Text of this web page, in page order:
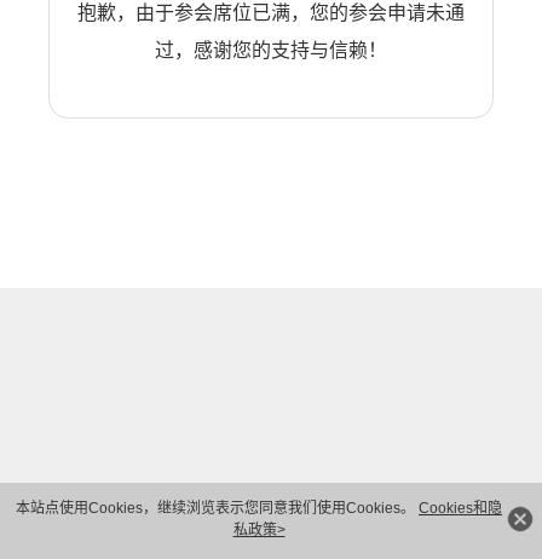
本站点使用Cookies，继续浏览表示您同意我们使用Cookies。 Cookies和隐
私政策>
抱歉，由于参会席位已满，您的参会申请未通
过，感谢您的支持与信赖！